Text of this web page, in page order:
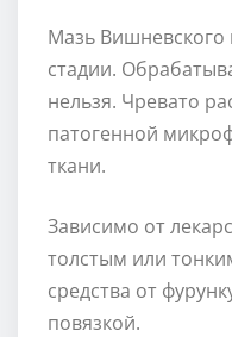
Мазь Вишневского
стадии.
нельзя. Чревато
патогенной
ткани.
Зависимо от
толстым или
средства от
повязкой.